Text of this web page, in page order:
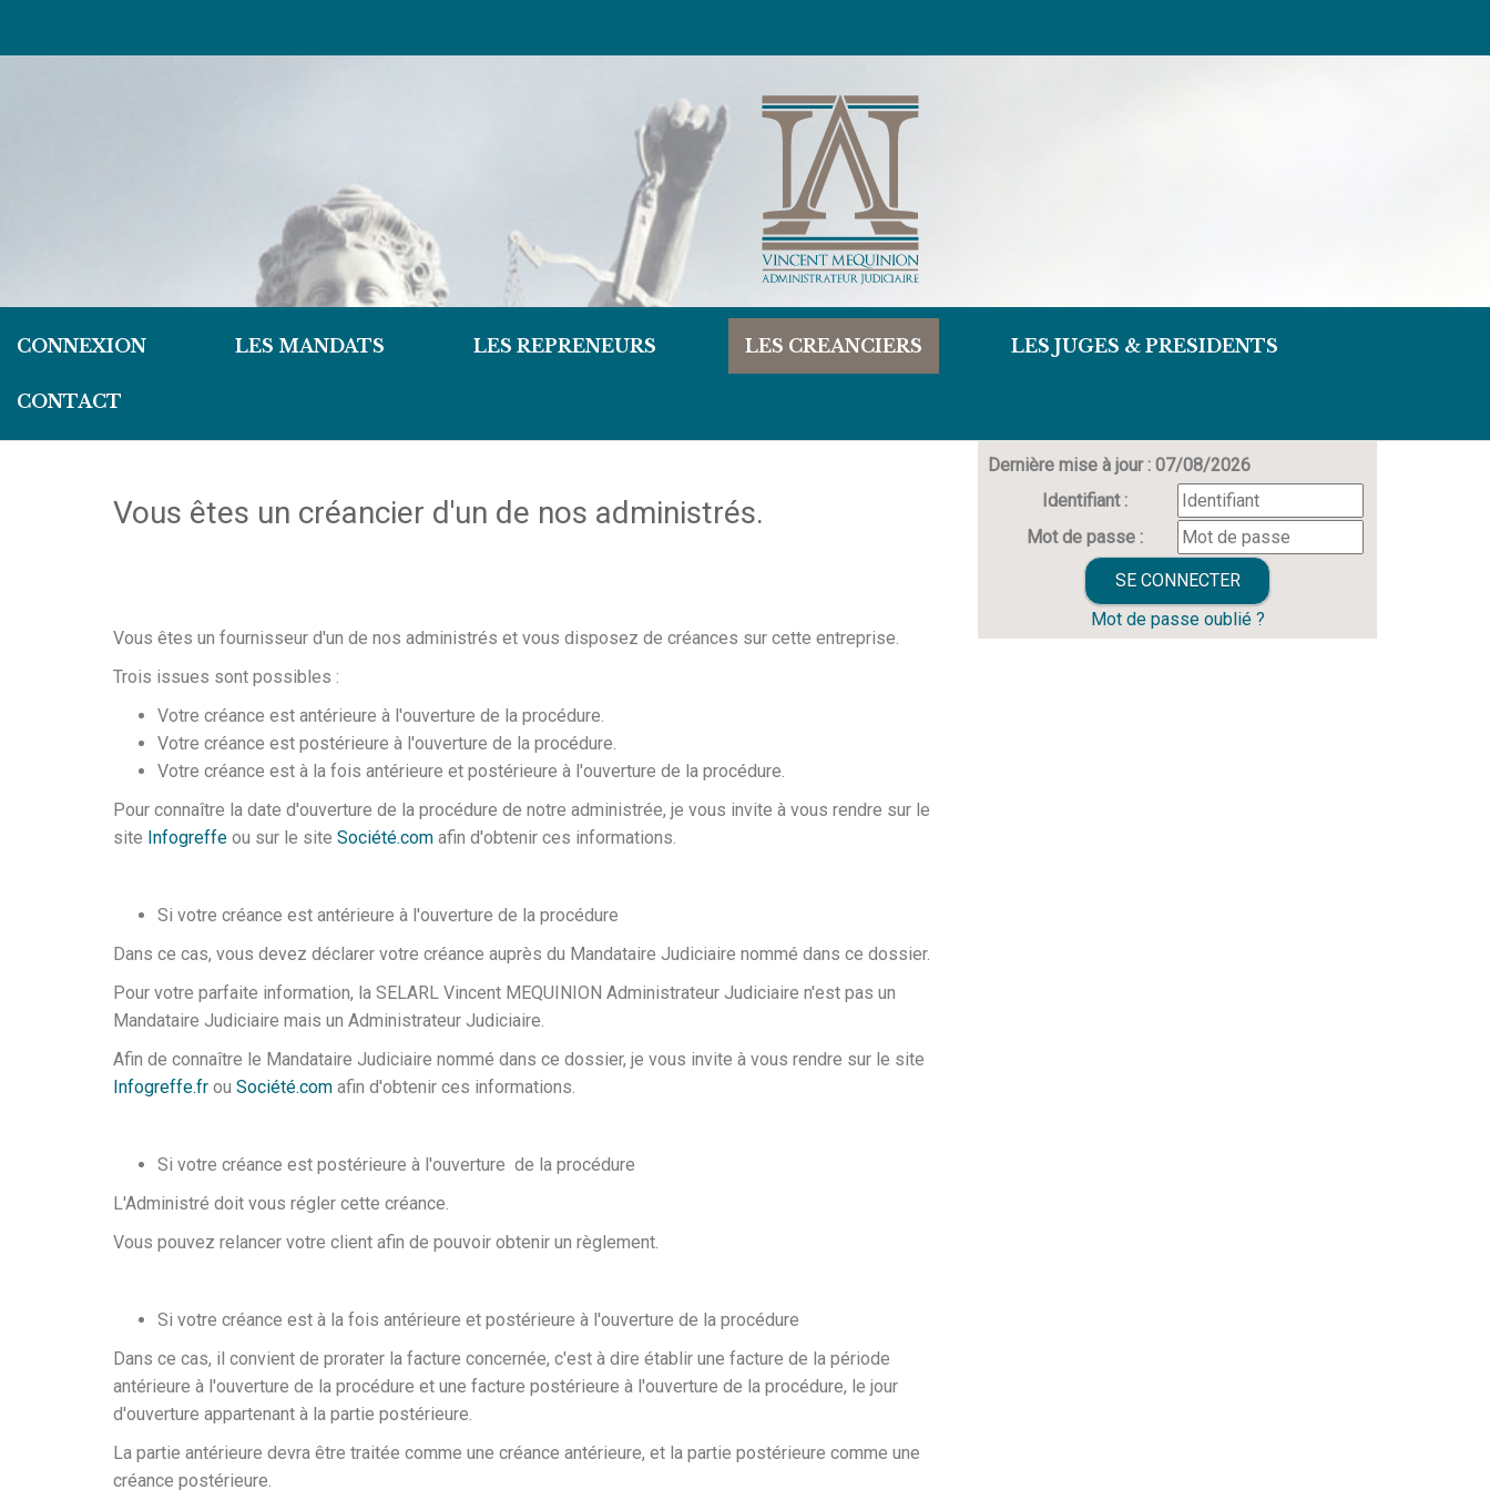
CONNEXION LES MANDATS LES REPRENEURS LES CREANCIERS LES JUGES & PRESIDENTS
CONTACT
Vous êtes un créancier d'un de nos administrés.
Vous êtes un fournisseur d'un de nos administrés et vous disposez de créances sur cette entreprise.
Trois issues sont possibles :
Votre créance est antérieure à l'ouverture de la procédure.
Votre créance est postérieure à l'ouverture de la procédure.
Votre créance est à la fois antérieure et postérieure à l'ouverture de la procédure.
Pour connaître la date d'ouverture de la procédure de notre administrée, je vous invite à vous rendre sur le
site Infogreffe ou sur le site Société.com afin d'obtenir ces informations.
Si votre créance est antérieure à l'ouverture de la procédure
Dans ce cas, vous devez déclarer votre créance auprès du Mandataire Judiciaire nommé dans ce dossier.
Pour votre parfaite information, la SELARL Vincent MEQUINION Administrateur Judiciaire n'est pas un
Mandataire Judiciaire mais un Administrateur Judiciaire.
Afin de connaître le Mandataire Judiciaire nommé dans ce dossier, je vous invite à vous rendre sur le site
Infogreffe.fr ou Société.com afin d'obtenir ces informations.
Si votre créance est postérieure à l'ouverture de la procédure
L'Administré doit vous régler cette créance.
Vous pouvez relancer votre client afin de pouvoir obtenir un règlement.
Si votre créance est à la fois antérieure et postérieure à l'ouverture de la procédure
Dans ce cas, il convient de prorater la facture concernée, c'est à dire établir une facture de la période
antérieure à l'ouverture de la procédure et une facture postérieure à l'ouverture de la procédure, le jour
d'ouverture appartenant à la partie postérieure.
La partie antérieure devra être traitée comme une créance antérieure, et la partie postérieure comme une
créance postérieure.
Dernière mise à jour : 07/08/2026
Identifiant :
Mot de passe :
Mot de passe oublié ?